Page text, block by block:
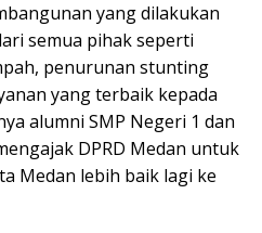
yang dilakukan
semua pihak seperti
penurunan stunting
yang terbaik kepada
alumni SMP Negeri 1 dan
DPRD Medan untuk
Medan lebih baik lagi ke